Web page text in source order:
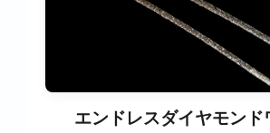
エンドレスダイヤモンド